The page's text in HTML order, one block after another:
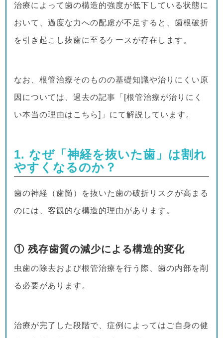
治療によって歯の構造的強度が低下している状態に
おいて、過度な力への配慮が不足すると、歯根破折
を引き起こし抜歯に至るケースが存在します。
なお、根管治療そのものの基礎知識や治りにくい原
因については、過去の記事「[根管治療が治りにく
い本当の理由はこちら]」にて解説しています。
1. なぜ「神経を抜いた歯」は割れ
やすくなるのか？
歯の神経（歯髄）を抜いた歯の破折リスクが高まる
のには、客観的な構造的理由があります。
① 残存歯質の減少による構造的変化
虫歯の除去および根管治療を行う際、歯の内部を削
る必要があります。
治療が完了した段階で、症例によってはご自身の健